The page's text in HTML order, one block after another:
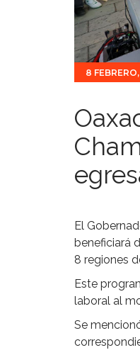
8
El
beneficiará
8 regiones
Este
laboral al
Se